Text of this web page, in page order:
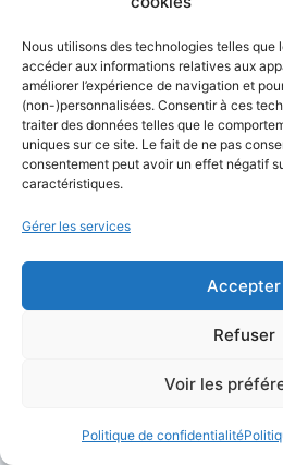
Nous utilisons des technologies telles que
accéder aux informations relatives aux
améliorer l’expérience de navigation et
(non-)personnalisées. Consentir à ces
traiter des données telles que le
uniques sur ce site. Le fait de ne pas
consentement peut avoir un effet négatif
caractéristiques.
Gérer les services
Accepter
Refuser
Voir les
Politique de confidentialité
peut aider à trouver
un article, reformuler
valeur, analyser des
préparer une
remplacer une vraie
vérification des
éditoriale. Il doit plutôt
accélérateur.
Pour les équipes
peut aider à
préparer des relances,
historique client ou
vient de la rapidité,